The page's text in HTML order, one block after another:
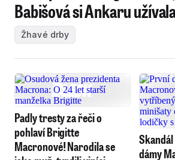
Babišová si Ankaru
Žhavé drby
Padly tresty za řeči o
pohlaví Brigitte
Macronové! Narodila se
dámy